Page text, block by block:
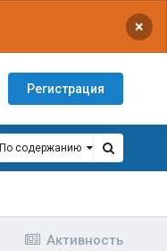
×
Регистрация
По содержанию
Активность